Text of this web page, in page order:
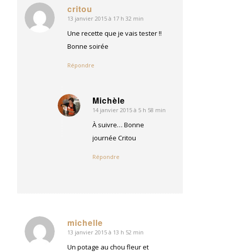
critou
dit
:
13 janvier 2015 à 17 h 32 min
Une recette que je vais tester !!
Bonne soirée
Répondre
Michèle
dit
14 janvier 2015 à 5 h 58 min
À suivre… Bonne
journée Critou
Répondre
michelle
dit
:
13 janvier 2015 à 13 h 52 min
Un potage au chou fleur et